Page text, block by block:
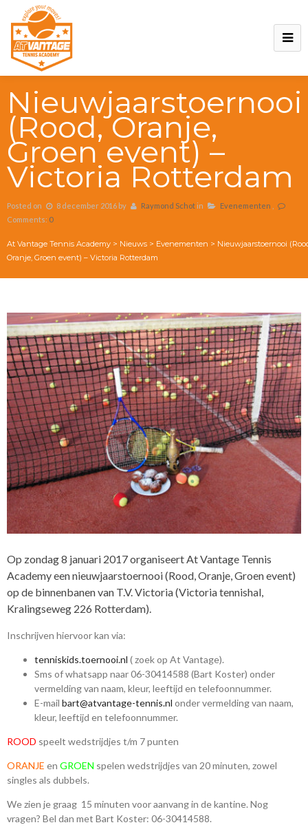
Nieuwjaarstoernooi
(Rood, Oranje,
Groen event) –
Victoria Rotterdam
Posted on 8 december 2016 by Raymond Schotin Evenementen
Comments: 0
At Vantage Tennis Academy > Nieuws > Evenementen > Nieuwjaarstoernooi
Oranje, Groen event) – Victoria Rotterdam
Op zondag 8 januari 2017 organiseert At Vantage Tennis
Academy een nieuwjaarstoernooi (Rood, Oranje, Groen event)
op de binnenbanen van T.V. Victoria (Victoria tennishal,
Kralingseweg 226 Rotterdam).
Inschrijven hiervoor kan via:
tenniskids.toernooi.nl ( zoek op At Vantage).
Sms of whatsapp naar 06-30414588 (Bart Koster) onder
vermelding van naam, kleur, leeftijd en telefoonnummer.
E-mail bart@atvantage-tennis.nl onder vermelding van naam,
kleur, leeftijd en telefoonnummer.
ROOD speelt wedstrijdjes t/m 7 punten
ORANJE en GROEN spelen wedstrijdjes van 20 minuten, zowel
singles als dubbels.
We zien je graag 15 minuten voor aanvang in de kantine. Nog
vragen? Bel dan met Bart Koster: 06-30414588.